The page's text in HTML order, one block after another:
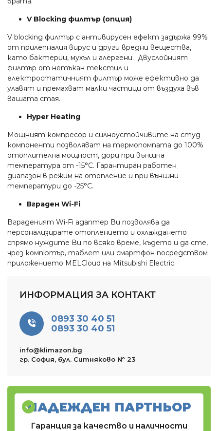
V Blocking филтър (опция)
V blocking филтър с антивирусен ефект задържа 99%
от прилепналия вирус и други вредни вещества,
като бактерии, мухъл и алергени. Двуслойният
филтър от нетъкан текстил и
електростатичният филтър може ефективно да
улавят и премахват малки частици от въздуха във
вашата стая.
Hyper Heating
Мощният компресор и силноустойчивите на студ
компоненти позволяват на термопомпата до 100%
отоплителна мощност, дори при външна
температура от -15°C. Гарантиран работен
диапазон в режим на отопление и при външни
температури до -25°C.
Вграден Wi-Fi
Вграденият Wi-Fi адаптер Ви позволява да
персонализирате отоплението и охлаждането
спрямо нуждите Ви по всяко време, където и да сте,
чрез компютър, таблет или смартфон посредством
приложението MELCloud на Mitsubishi Electric.
ИНФОРМАЦИЯ ЗА КОНТАКТ
0893 30 40 51
0893 30 40 51
info@klimazon.bg
гр. София, бул. Ситняково № 23
НАДЕЖДЕН ПАРТНЬОР
Гаранция за качество и наличности